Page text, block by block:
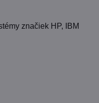
značiek HP, IBM